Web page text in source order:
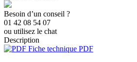
Besoin d’un conseil ?
01 42 08 54 07
ou utilisez le chat
Description
Fiche technique PDF